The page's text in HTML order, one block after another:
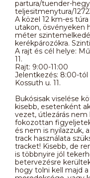
partura/tuender-
teljesitmenytura/
A közel 12 km-es
utakon, ösvényeken
méter
kerékpározókra.
A rajt és cél helye:
11.
Rajt: 9:00-11:00
Jelentkezés: 8:00-tól
Kossuth u. 11.
Bukósisak viselése
kisebb, esetenként
vezet, útlezárás nem
fokozottan
és nem is nyilazzuk,
track használata
tracket! Kisebb, de
is többnyire jól
betervezésre
hogy tolni kell majd